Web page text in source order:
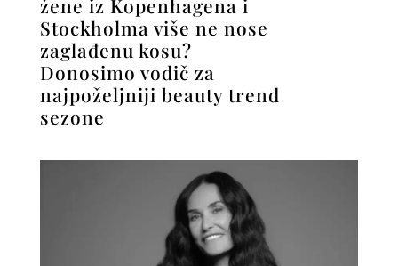
žene iz Kopenhagena i
Stockholma više ne nose
zaglađenu kosu?
Donosimo vodič za
najpoželjniji beauty trend
sezone